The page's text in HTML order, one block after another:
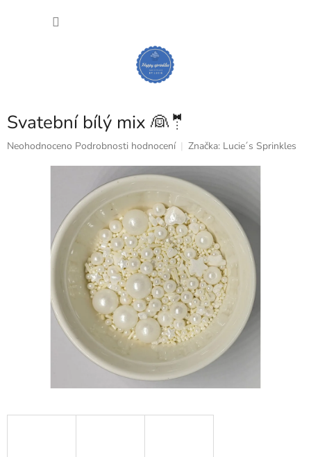
Svatební bílý mix 👰🤵
Průměrné
Neohodnoceno Podrobnosti hodnocení Značka: Lucie´s Sprinkles